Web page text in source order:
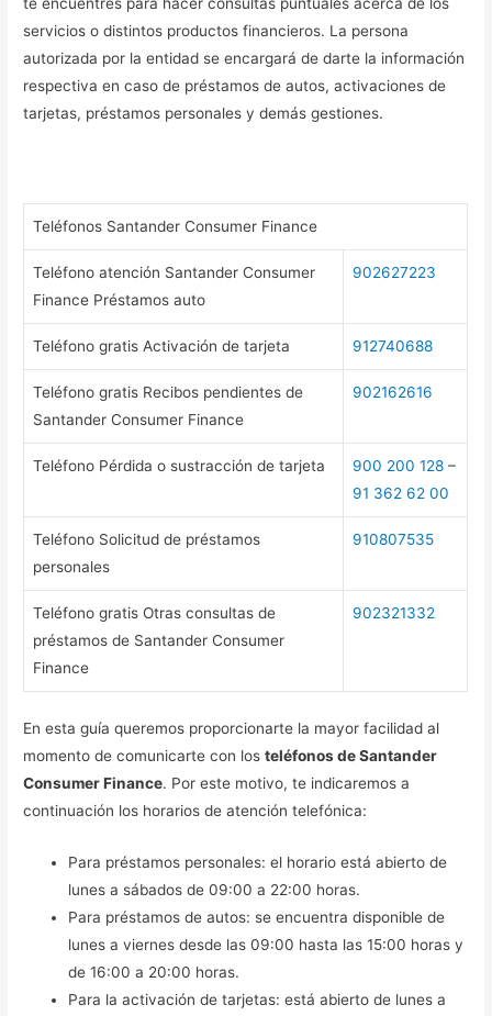
te encuentres para hacer consultas puntuales acerca de los
servicios o distintos productos financieros. La persona
autorizada por la entidad se encargará de darte la información
respectiva en caso de préstamos de autos, activaciones de
tarjetas, préstamos personales y demás gestiones.
Teléfonos Santander Consumer Finance
Teléfono atención Santander Consumer
Finance Préstamos auto
902627223
Teléfono gratis Activación de tarjeta 912740688
Teléfono gratis Recibos pendientes de
Santander Consumer Finance
902162616
Teléfono Pérdida o sustracción de tarjeta 900 200 128 –
91 362 62 00
Teléfono Solicitud de préstamos
personales
910807535
Teléfono gratis Otras consultas de
préstamos de Santander Consumer
Finance
902321332
En esta guía queremos proporcionarte la mayor facilidad al
momento de comunicarte con losteléfonos de Santander
Consumer Finance. Por este motivo, te indicaremos a
continuación los horarios de atención telefónica:
Para préstamos personales: el horario está abierto de
lunes a sábados de 09:00 a 22:00 horas.
Para préstamos de autos: se encuentra disponible de
lunes a viernes desde las 09:00 hasta las 15:00 horas y
de 16:00 a 20:00 horas.
Para la activación de tarjetas: está abierto de lunes a